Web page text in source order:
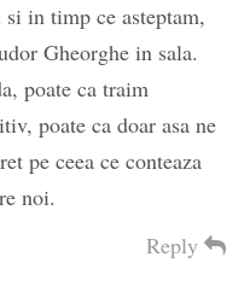
in timp ce asteptam,
Gheorghe in sala.
poate ca traim
poate ca doar asa ne
pe ceea ce conteaza
noi.
Reply